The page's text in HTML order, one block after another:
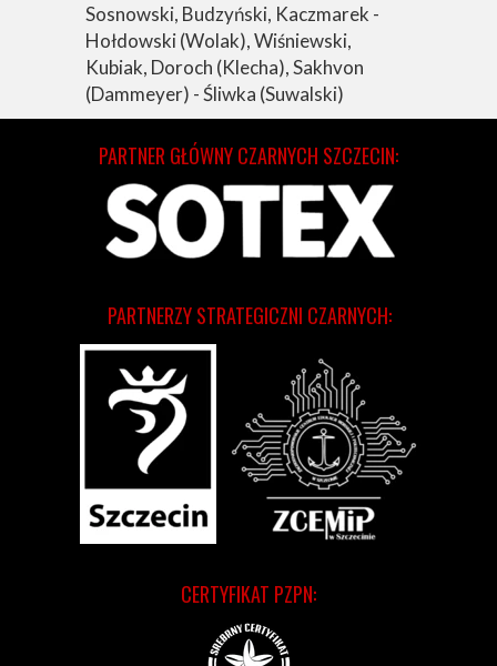
Sosnowski, Budzyński, Kaczmarek -
Hołdowski (Wolak), Wiśniewski,
Kubiak, Doroch (Klecha), Sakhvon
(Dammeyer) - Śliwka (Suwalski)
CERTYFIKAT PZPN:
PARTNERZY STRATEGICZNI CZARNYCH:
PARTNER GŁÓWNY CZARNYCH SZCZECIN: